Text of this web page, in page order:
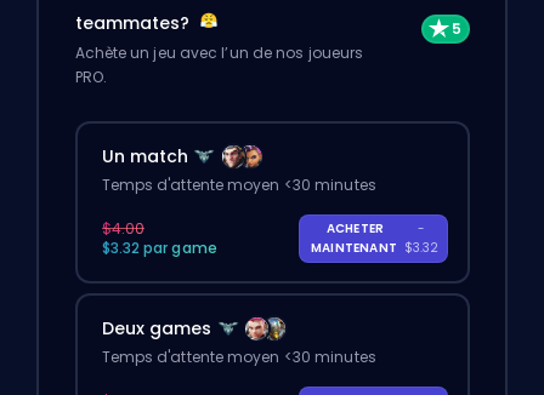
teammates?
Achète un jeu avec l’un de nos joueurs
PRO.
Un match
Temps d'attente moyen <30 minutes
$4.00
$3.32 par game
ACHETER
MAINTENANT
-
$3.32
Deux games
Temps d'attente moyen <30 minutes